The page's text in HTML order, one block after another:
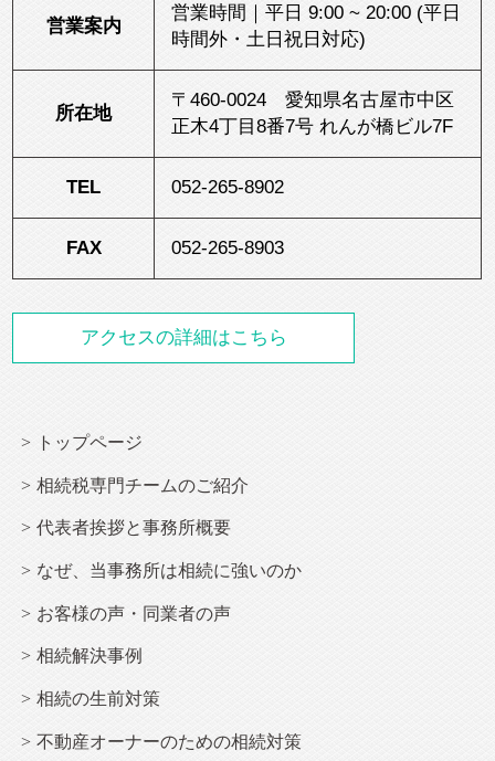
営業案内
営業時間｜平日 9:00 ~ 20:00 (平日
時間外・土日祝日対応)
所在地
〒460-0024 愛知県名古屋市中区
正木4丁目8番7号 れんが橋ビル7F
TEL 052-265-8902
FAX 052-265-8903
アクセスの詳細はこちら
トップページ
相続税専門チームのご紹介
代表者挨拶と事務所概要
なぜ、当事務所は相続に強いのか
お客様の声・同業者の声
相続解決事例
相続の生前対策
不動産オーナーのための相続対策